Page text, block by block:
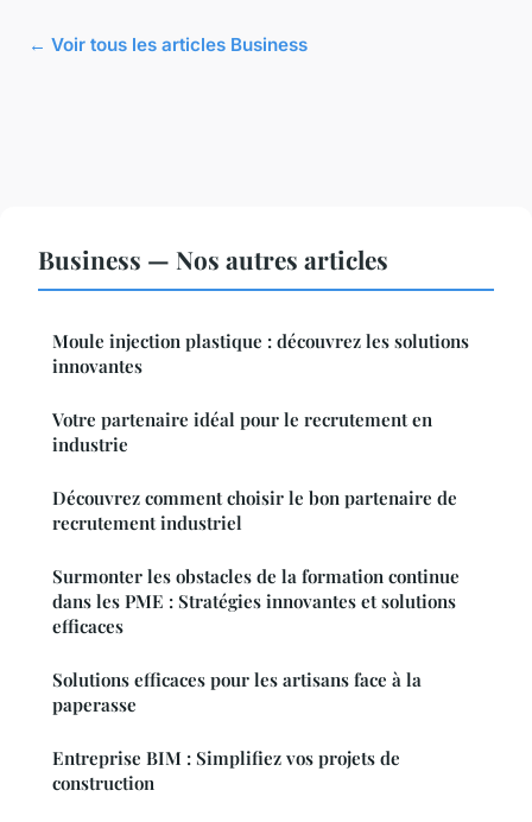
← Voir tous les articles Business
Business — Nos autres articles
Moule injection plastique : découvrez les solutions
innovantes
Votre partenaire idéal pour le recrutement en
industrie
Découvrez comment choisir le bon partenaire de
recrutement industriel
Surmonter les obstacles de la formation continue
dans les PME : Stratégies innovantes et solutions
efficaces
Solutions efficaces pour les artisans face à la
paperasse
Entreprise BIM : Simplifiez vos projets de
construction